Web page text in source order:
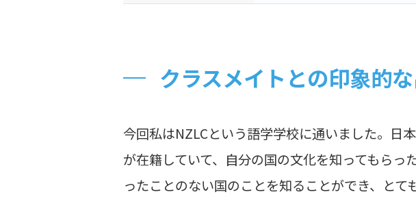
クラスメイトとの印象的
今回私はNZLCという語学学校に通いました。日
が在籍していて、自分の国の文化を知ってもら
ったことのない国のことを知ることができ、と